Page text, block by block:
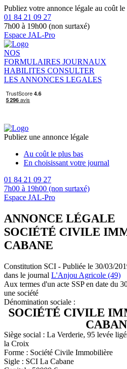
Publiez votre annonce légale au coût le
01 84 21 09 27
7h00 à 19h00 (non surtaxé)
Espace JAL-Pro
NOS
FORMULAIRES JOURNAUX
HABILITES CONSULTER
LES ANNONCES LEGALES
Publiez une annonce légale
Au coût le plus bas
En choisissant votre journal
01 84 21 09 27
7h00 à 19h00 (non surtaxé)
Espace JAL-Pro
ANNONCE LÉGALE
SOCIÉTÉ CIVILE
CABANE
Constitution SCI - Publiée le 30/03/
dans le journal L'Anjou Agricole (49)
Aux termes d'un acte SSP en date du
une société
Dénomination sociale :
SOCIÉTÉ CIVILE
Siège social : La Verderie, 95 levée
la Croix
Forme : Société Civile Immobilière
Sigle : SCI La Cabane